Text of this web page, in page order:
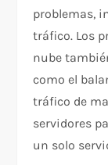
problemas,
tráfico. Los
nube
como el
tráfico de
servidores
un solo